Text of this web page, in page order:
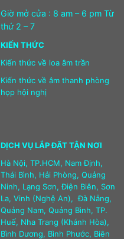
Giờ mở cửa : 8 am – 6 pm Từ
thứ 2 – 7
KIẾN THỨC
Kiến thức về loa âm trần
Kiến thức về âm thanh phòng
họp hội nghị
DỊCH VỤ LẮP ĐẶT TẬN NƠI
Hà Nội, TP.HCM, Nam Định,
Thái Bình, Hải Phòng, Quảng
Ninh, Lạng Sơn, Điện Biên, Sơn
La, Vinh (Nghệ An), Đà Nẵng,
Quảng Nam, Quảng Bình, TP.
Huế, Nha Trang (Khánh Hòa),
Bình Dương, Bình Phước, Biên